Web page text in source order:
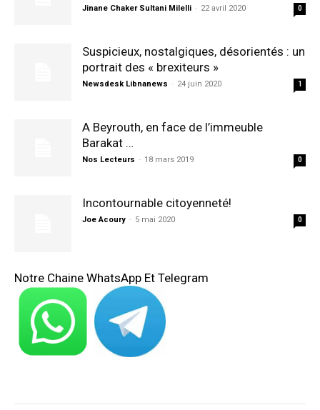
Jinane Chaker Sultani Milelli - 22 avril 2020 0
Suspicieux, nostalgiques, désorientés : un
portrait des « brexiteurs »
Newsdesk Libnanews - 24 juin 2020 1
A Beyrouth, en face de l’immeuble
Barakat …
Nos Lecteurs - 18 mars 2019 0
Incontournable citoyenneté!
Joe Acoury - 5 mai 2020 0
Notre Chaine WhatsApp Et Telegram